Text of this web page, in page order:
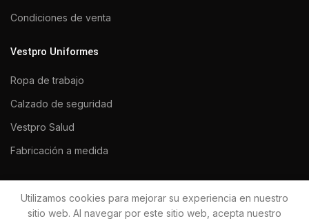
Condiciones de venta
Vestpro Uniformes
Ropa de trabajo
Calzado de seguridad
Vestpro Salud
Fabricación a medida
VESTPRO UNIFORMES 2020Todos los derechos reservados.
Utilizamos cookies para mejorar su experiencia en nuestro
sitio web. Al navegar por este sitio web, acepta nuestro